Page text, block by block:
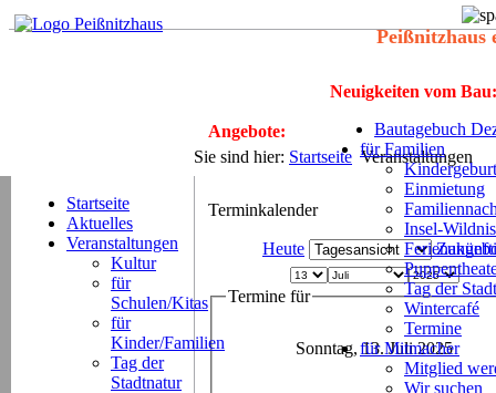
Peißnitzhaus
Neuigkeiten vom Bau:
Bautagebuch
für Familien
Einmietung
Insel-
Tag der
Wintercafé
Termine
für Mitmacher
Mitglied
Wir suchen
Angebote:
Sie sind hier: Startseite Veranstaltungen
Startseite
Aktuelles
Veranstaltungen
Kultur
für
Schulen/Kitas
für
Kinder/Familien
Tag der
Stadtnatur
Terminkalender
Heute
Termine für
Sonntag, 13. Juli 2025